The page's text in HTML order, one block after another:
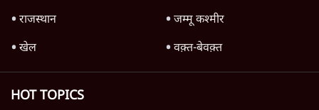
राजस्थान
जम्मू कश्मीर
खेल
वक़्त-बेवक़्त
HOT TOPICS